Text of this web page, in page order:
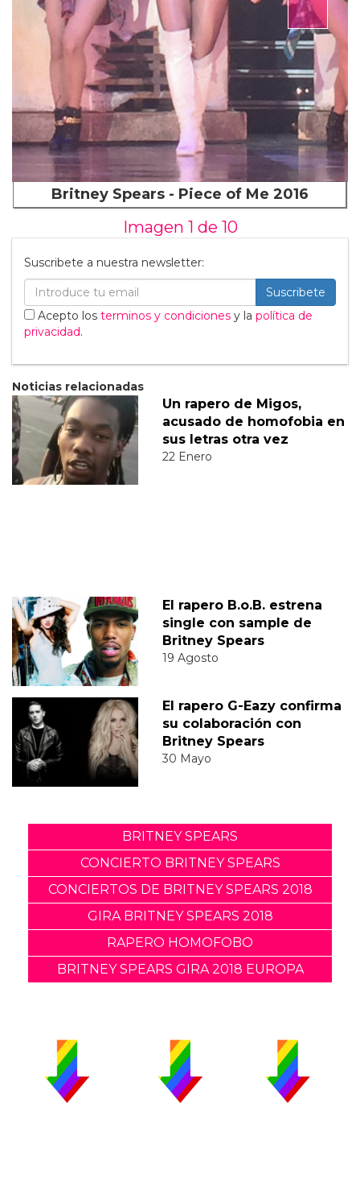
Britney Spears - Piece of Me 2016
Imagen 1 de 10
Suscribete a nuestra newsletter:
Suscribete
Acepto los terminos y condiciones y la política de
privacidad.
Noticias relacionadas
Un rapero de Migos,
acusado de homofobia en
sus letras otra vez
22 Enero
El rapero B.o.B. estrena
single con sample de
Britney Spears
19 Agosto
El rapero G-Eazy confirma
su colaboración con
Britney Spears
30 Mayo
BRITNEY SPEARS
CONCIERTO BRITNEY SPEARS
CONCIERTOS DE BRITNEY SPEARS 2018
GIRA BRITNEY SPEARS 2018
RAPERO HOMOFOBO
BRITNEY SPEARS GIRA 2018 EUROPA